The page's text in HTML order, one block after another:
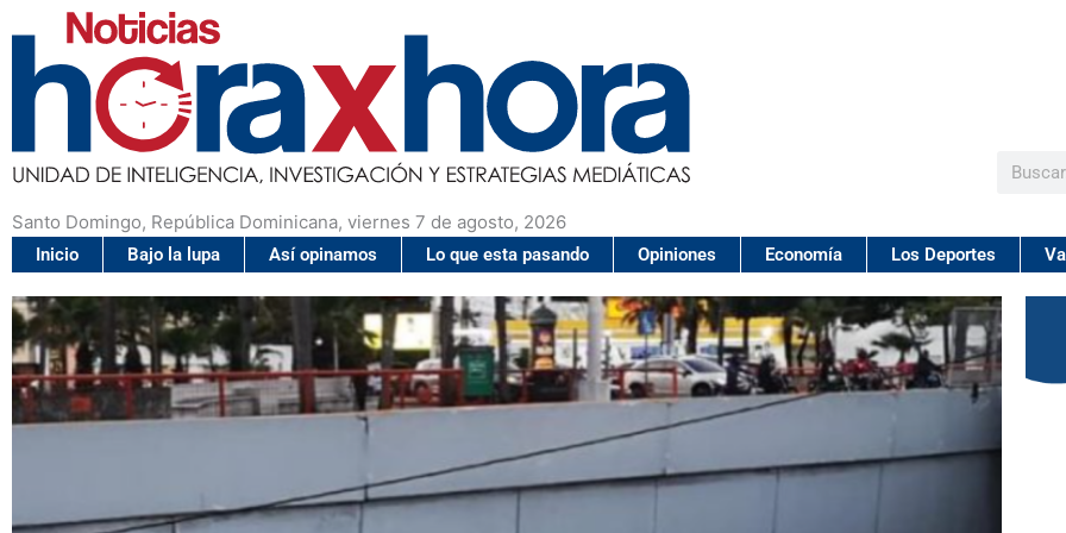
Santo Domingo, República Dominicana, viernes 7 de agosto, 2026
Buscar
Inicio Bajo la lupa Así opinamos Lo que esta pasando Opiniones Economía Los Deportes